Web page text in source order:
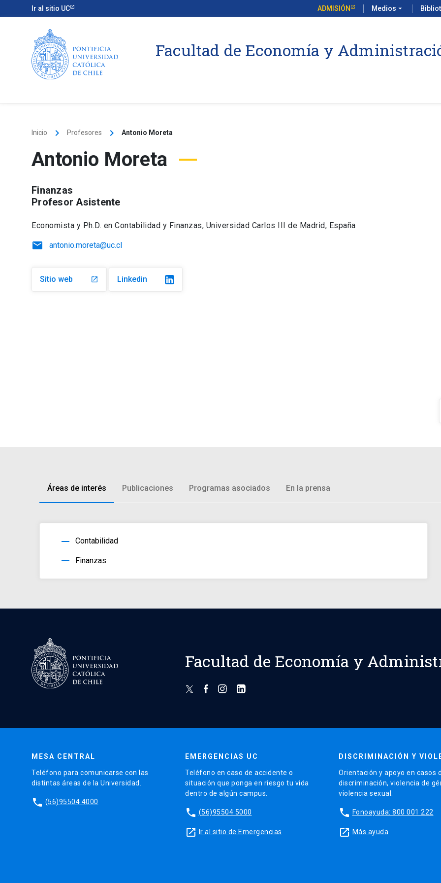
Ir al sitio UC ADMISIÓN Medios arrow_drop_down
Facultad de Economía y
Inicio keyboard_arrow_right Profesores keyboard_arrow_right Antonio Moreta
Antonio Moreta
Finanzas
Profesor Asistente
Economista y Ph.D. en Contabilidad y Finanzas, Universidad Carlos III de Madrid, España
email antonio.moreta@uc.cl
Sitio web launch Linkedin
Áreas de interés Publicaciones Programas asociados En la prensa
horizontal_rule Contabilidad
horizontal_rule Finanzas
Facultad de Economía y
MESA CENTRAL
Teléfono para comunicarse con las
distintas áreas de la Universidad.
phone (56)95504 4000
EMERGENCIAS UC
Teléfono en caso de accidente o
situación que ponga en riesgo tu vida
dentro de algún campus.
phone (56)95504 5000
launch Ir al sitio de Emergencias
DISCRIMINACIÓN Y
Orientación y apoyo en casos
discriminación, violencia de
violencia sexual.
phone Fonoayuda: 800 001 222
launch Más ayuda